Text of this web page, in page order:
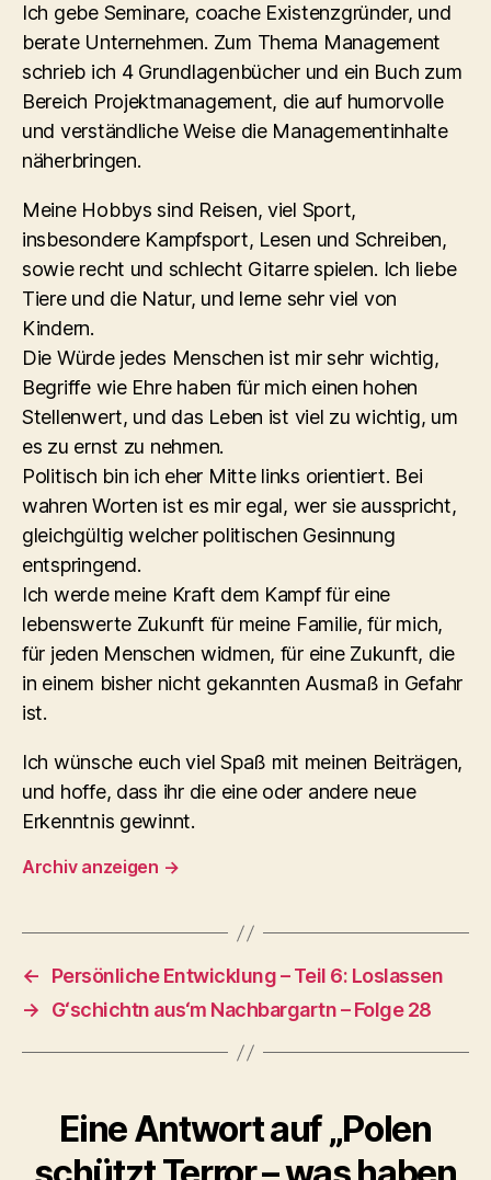
Ich gebe Seminare, coache Existenzgründer, und
berate Unternehmen. Zum Thema Management
schrieb ich 4 Grundlagenbücher und ein Buch zum
Bereich Projektmanagement, die auf humorvolle
und verständliche Weise die Managementinhalte
näherbringen.
Meine Hobbys sind Reisen, viel Sport,
insbesondere Kampfsport, Lesen und Schreiben,
sowie recht und schlecht Gitarre spielen. Ich liebe
Tiere und die Natur, und lerne sehr viel von
Kindern.
Die Würde jedes Menschen ist mir sehr wichtig,
Begriffe wie Ehre haben für mich einen hohen
Stellenwert, und das Leben ist viel zu wichtig, um
es zu ernst zu nehmen.
Politisch bin ich eher Mitte links orientiert. Bei
wahren Worten ist es mir egal, wer sie ausspricht,
gleichgültig welcher politischen Gesinnung
entspringend.
Ich werde meine Kraft dem Kampf für eine
lebenswerte Zukunft für meine Familie, für mich,
für jeden Menschen widmen, für eine Zukunft, die
in einem bisher nicht gekannten Ausmaß in Gefahr
ist.
Ich wünsche euch viel Spaß mit meinen Beiträgen,
und hoffe, dass ihr die eine oder andere neue
Erkenntnis gewinnt.
Archiv anzeigen →
←
Persönliche Entwicklung – Teil 6: Loslassen
→
G‘schichtn aus‘m Nachbargartn – Folge 28
Eine Antwort auf „Polen